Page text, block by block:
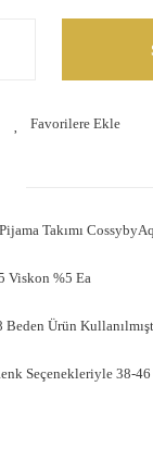
Takımı
Viskon %5 Ea
Ürün
Seçenekleriyle 38-